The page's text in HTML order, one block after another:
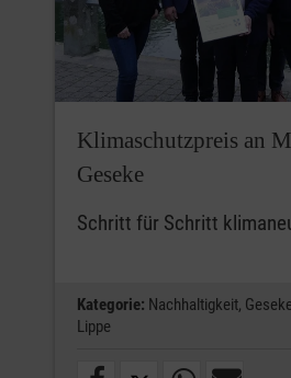
Klimaschutzpreis an
Geseke
Schritt für Schritt
Kategorie: Nachhaltigkeit,
Lippe